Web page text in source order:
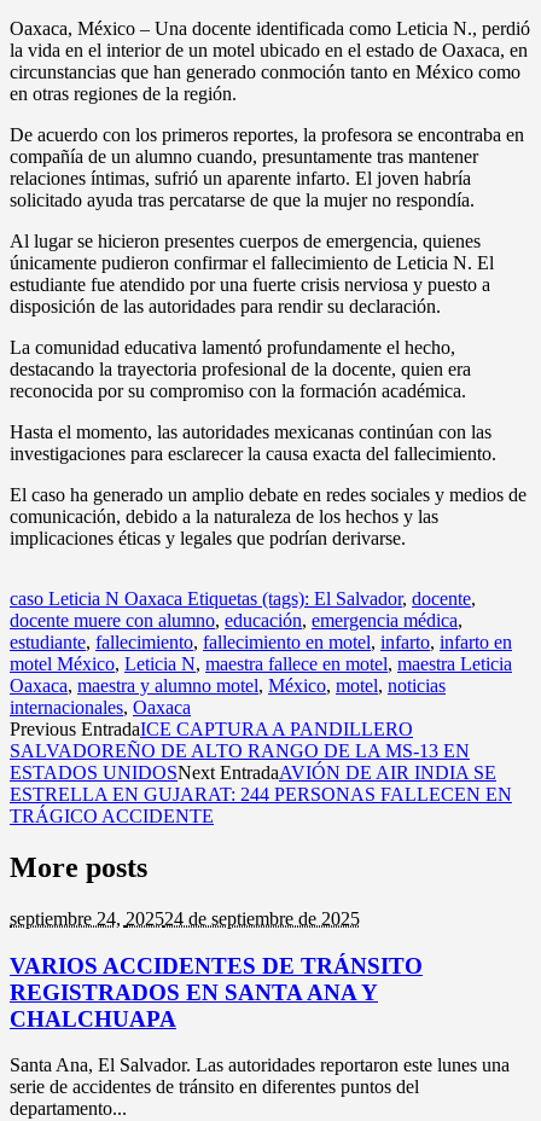
Oaxaca, México – Una docente identificada como Leticia N., perdió
la vida en el interior de un motel ubicado en el estado de Oaxaca, en
circunstancias que han generado conmoción tanto en México como
en otras regiones de la región.
De acuerdo con los primeros reportes, la profesora se encontraba en
compañía de un alumno cuando, presuntamente tras mantener
relaciones íntimas, sufrió un aparente infarto. El joven habría
solicitado ayuda tras percatarse de que la mujer no respondía.
Al lugar se hicieron presentes cuerpos de emergencia, quienes
únicamente pudieron confirmar el fallecimiento de Leticia N. El
estudiante fue atendido por una fuerte crisis nerviosa y puesto a
disposición de las autoridades para rendir su declaración.
La comunidad educativa lamentó profundamente el hecho,
destacando la trayectoria profesional de la docente, quien era
reconocida por su compromiso con la formación académica.
Hasta el momento, las autoridades mexicanas continúan con las
investigaciones para esclarecer la causa exacta del fallecimiento.
El caso ha generado un amplio debate en redes sociales y medios de
comunicación, debido a la naturaleza de los hechos y las
implicaciones éticas y legales que podrían derivarse.
caso Leticia N Oaxaca Etiquetas (tags): El Salvador, docente,
docente muere con alumno, educación, emergencia médica,
estudiante, fallecimiento, fallecimiento en motel, infarto, infarto en
motel México, Leticia N, maestra fallece en motel, maestra Leticia
Oaxaca, maestra y alumno motel, México, motel, noticias
internacionales, Oaxaca
Previous EntradaICE CAPTURA A PANDILLERO
SALVADOREÑO DE ALTO RANGO DE LA MS-13 EN
ESTADOS UNIDOSNext EntradaAVIÓN DE AIR INDIA SE
ESTRELLA EN GUJARAT: 244 PERSONAS FALLECEN EN
TRÁGICO ACCIDENTE
More posts
septiembre 24, 202524 de septiembre de 2025
VARIOS ACCIDENTES DE TRÁNSITO
REGISTRADOS EN SANTA ANA Y
CHALCHUAPA
Santa Ana, El Salvador. Las autoridades reportaron este lunes una
serie de accidentes de tránsito en diferentes puntos del
departamento...